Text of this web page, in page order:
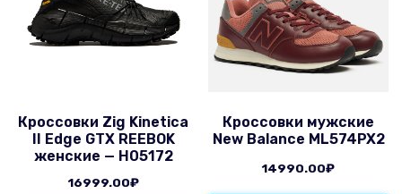
Кроссовки Zig Kinetica
II Edge GTX REEBOK
женские — H05172
16999.00₽
Кроссовки мужские
New Balance ML574PX2
14990.00₽